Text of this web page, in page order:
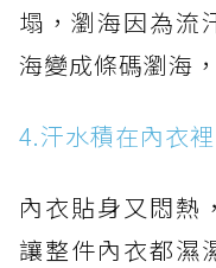
塌，瀏海因為流
海變成條碼瀏海
4.汗水積在內衣裡
內衣貼身又悶熱
讓整件內衣都濕